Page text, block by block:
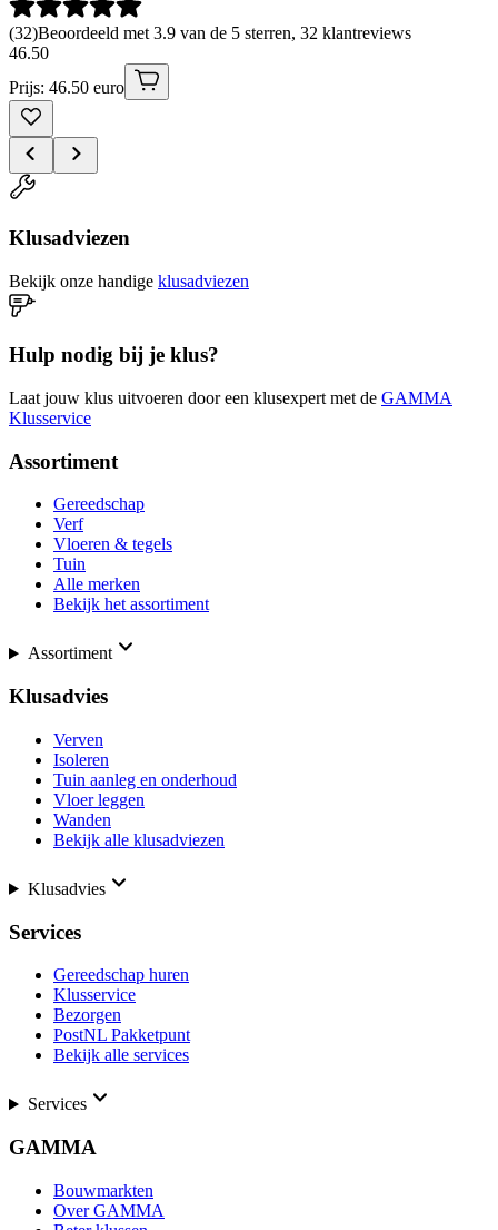
(32)Beoordeeld met 3.9 van de 5 sterren, 32 klantreviews
46.50
Prijs: 46.50 euro
Klusadviezen
Bekijk onze handige klusadviezen
Hulp nodig bij je klus?
Laat jouw klus uitvoeren door een klusexpert met de GAMMA
Klusservice
Assortiment
Gereedschap
Verf
Vloeren & tegels
Tuin
Alle merken
Bekijk het assortiment
Assortiment
Klusadvies
Verven
Isoleren
Tuin aanleg en onderhoud
Vloer leggen
Wanden
Bekijk alle klusadviezen
Klusadvies
Services
Gereedschap huren
Klusservice
Bezorgen
PostNL Pakketpunt
Bekijk alle services
Services
GAMMA
Bouwmarkten
Over GAMMA